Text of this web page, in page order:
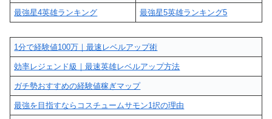
最強星4英雄ランキング 最強星5英雄ランキング5
1分で経験値100万｜最速レベルアップ術
効率レジェンド級｜最速英雄レベルアップ方法
ガチ勢おすすめの経験値稼ぎマップ
最強を目指すならコスチュームサモン1択の理由